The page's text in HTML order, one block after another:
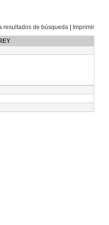
resultados de búsqueda
Imprimir